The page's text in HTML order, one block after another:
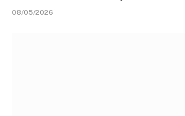
08/05/2026